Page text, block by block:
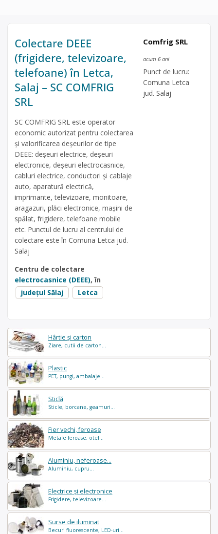
Hârtie și carton
Ziare, cutii de carton...
Plastic
PET, pungi, ambalaje...
Sticlă
Sticle, borcane, geamuri...
Fier vechi, feroase
Metale feroase, otel...
Aluminiu, neferoase...
Aluminiu, cupru...
Electrice și electronice
Frigidere, televizoare...
Surse de iluminat
Becuri fluorescente, LED-uri...
Colectare DEEE
(frigidere, televizoare,
telefoane) în Letca,
Salaj – SC COMFRIG
SRL
SC COMFRIG SRL este operator
economic autorizat pentru colectarea
și valorificarea deșeurilor de tipe
DEEE: deșeuri electrice, deșeuri
electronice, deșeuri electrocasnice,
cabluri electrice, conductori și cablaje
auto, aparatură electrică,
imprimante, televizoare, monitoare,
aragazuri, plăci electronice, mașini de
spălat, frigidere, telefoane mobile
etc. Punctul de lucru al centrului de
colectare este în Comuna Letca jud.
Salaj
Centru de colectare
electrocasnice (DEEE), în
județul Sălaj
Letca
Comfrig SRL
acum 6 ani
Punct de lucru:
Comuna Letca
jud. Salaj